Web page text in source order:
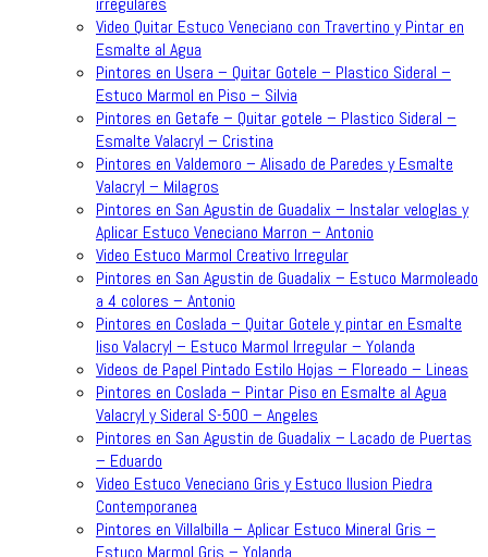
Video Quitar Estuco Veneciano con Travertino y Pintar en
Esmalte al Agua
Pintores en Usera – Quitar Gotele – Plastico Sideral –
Estuco Marmol en Piso – Silvia
Pintores en Getafe – Quitar gotele – Plastico Sideral –
Esmalte Valacryl – Cristina
Pintores en Valdemoro – Alisado de Paredes y Esmalte
Valacryl – Milagros
Pintores en San Agustin de Guadalix – Instalar veloglas y
Aplicar Estuco Veneciano Marron – Antonio
Video Estuco Marmol Creativo Irregular
Pintores en San Agustin de Guadalix – Estuco Marmoleado
a 4 colores – Antonio
Pintores en Coslada – Quitar Gotele y pintar en Esmalte
liso Valacryl – Estuco Marmol Irregular – Yolanda
Videos de Papel Pintado Estilo Hojas – Floreado – Lineas
Pintores en Coslada – Pintar Piso en Esmalte al Agua
Valacryl y Sideral S-500 – Angeles
Pintores en San Agustin de Guadalix – Lacado de Puertas
– Eduardo
Video Estuco Veneciano Gris y Estuco Ilusion Piedra
Contemporanea
Pintores en Villalbilla – Aplicar Estuco Mineral Gris –
Estuco Marmol Gris – Yolanda